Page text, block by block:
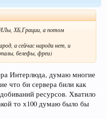
ХБ,Грации, а потом
а сейчас народа нет, и
белефы, фреи)
Интерлюда, думаю многие
что би сервера били как
ресурсов. Хватило
то х100 думаю было бы